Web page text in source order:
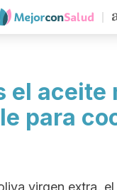
el aceite
para
virgen extra,